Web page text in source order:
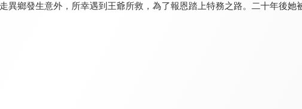
7.0
愛你沒條件
異鄉發生意外，所幸遇到王爺所救，為了報恩踏上特務之路。二十年後她